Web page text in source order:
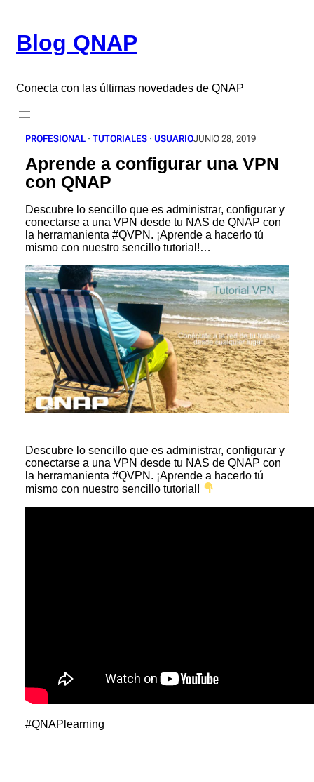
contenido
Blog QNAP
Conecta con las últimas novedades de QNAP
PROFESIONAL · TUTORIALES · USUARIOJUNIO 28, 2019
Aprende a configurar una VPN
con QNAP
Descubre lo sencillo que es administrar, configurar y
conectarse a una VPN desde tu NAS de QNAP con
la herramanienta #QVPN. ¡Aprende a hacerlo tú
mismo con nuestro sencillo tutorial!…
Descubre lo sencillo que es administrar, configurar y
conectarse a una VPN desde tu NAS de QNAP con
la herramanienta #QVPN . ¡Aprende a hacerlo tú
mismo con nuestro sencillo tutorial!
#QNAPlearning